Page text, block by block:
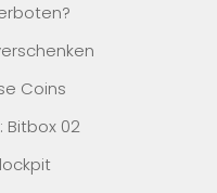
Coins
Bitbox 02